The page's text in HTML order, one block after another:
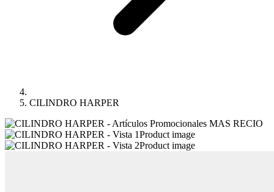
CILINDRO HARPER
Product image
Product image